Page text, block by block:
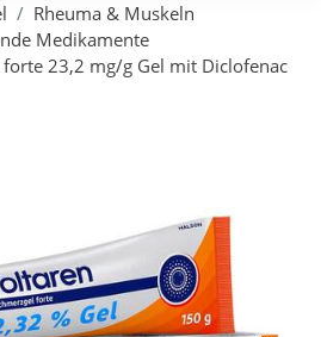
Rheuma & Muskeln
Medikamente
23,2 mg/g Gel mit Diclofenac